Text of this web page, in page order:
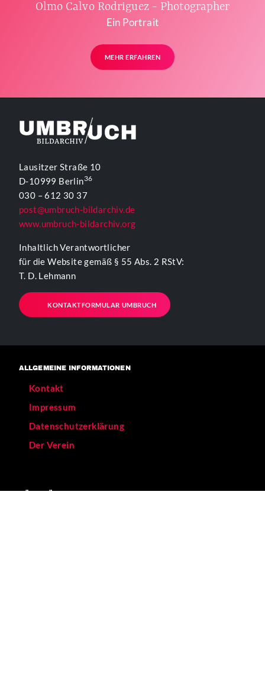
Olmo Calvo Rodriguez - Photographer
Ein Portrait
MEHR ERFAHREN
Lausitzer Straße 10
D-10999 Berlin36
030 – 612 30 37
post@umbruch-bildarchiv.de
www.umbruch-bildarchiv.org
Inhaltlich Verantwortlicher
für die Website gemäß § 55 Abs. 2 RStV:
T. D. Lehmann
KONTAKTFORMULAR UMBRUCH
ALLGEMEINE INFORMATIONEN
Kontakt
Impressum
Datenschutzerklärung
Der Verein